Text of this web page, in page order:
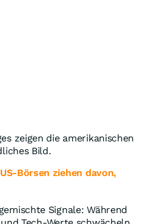
zeigen die amerikanischen
Bild.
Börsen ziehen davon,
Signale: Während